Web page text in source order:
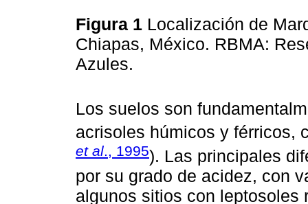
Figura 1 Localización de
Chiapas, México. RBMA:
Azules.
Los suelos son
acrisoles húmicos y férricos,
et al ., 1995). Las principales
por su grado de acidez, con
algunos sitios con leptosoles